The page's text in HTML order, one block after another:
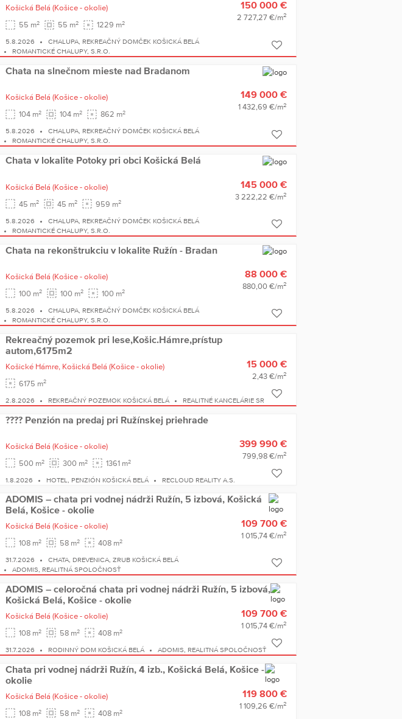
Košická Belá (Košice - okolie)
55 m2 55 m2 1229 m2
150 000 €
2 727,27 €/m2
5.8.2026
CHALUPA, REKREAČNÝ DOMČEK KOŠICKÁ BELÁ
ROMANTICKÉ CHALUPY, S.R.O.
Chata na slnečnom mieste nad Bradanom
Košická Belá (Košice - okolie)
104 m2 104 m2 862 m2
149 000 €
1 432,69 €/m2
5.8.2026
CHALUPA, REKREAČNÝ DOMČEK KOŠICKÁ BELÁ
ROMANTICKÉ CHALUPY, S.R.O.
Chata v lokalite Potoky pri obci Košická Belá
Košická Belá (Košice - okolie)
45 m2 45 m2 959 m2
145 000 €
3 222,22 €/m2
5.8.2026
CHALUPA, REKREAČNÝ DOMČEK KOŠICKÁ BELÁ
ROMANTICKÉ CHALUPY, S.R.O.
Chata na rekonštrukciu v lokalite Ružín - Bradan
Košická Belá (Košice - okolie)
100 m2 100 m2 100 m2
88 000 €
880,00 €/m2
5.8.2026
CHALUPA, REKREAČNÝ DOMČEK KOŠICKÁ BELÁ
ROMANTICKÉ CHALUPY, S.R.O.
Rekreačný pozemok pri lese,Košic.Hámre,prístup
autom,6175m2
Košické Hámre, Košická Belá (Košice - okolie)
6175 m2
15 000 €
2,43 €/m2
2.8.2026 REKREAČNÝ POZEMOK KOŠICKÁ BELÁ REALITNÉ KANCELÁRIE SR
???? Penzión na predaj pri Ružínskej priehrade
Košická Belá (Košice - okolie)
500 m2 300 m2 1361 m2
399 990 €
799,98 €/m2
1.8.2026 HOTEL, PENZIÓN KOŠICKÁ BELÁ RECLOUD REALITY A.S.
ADOMIS – chata pri vodnej nádrži Ružín, 5 izbová, Košická
Belá, Košice - okolie
Košická Belá (Košice - okolie)
108 m2 58 m2 408 m2
109 700 €
1 015,74 €/m2
31.7.2026
CHATA, DREVENICA, ZRUB KOŠICKÁ BELÁ
ADOMIS, REALITNÁ SPOLOČNOSŤ
ADOMIS – celoročná chata pri vodnej nádrži Ružín, 5 izbová,
Košická Belá, Košice - okolie
Košická Belá (Košice - okolie)
108 m2 58 m2 408 m2
109 700 €
1 015,74 €/m2
31.7.2026 RODINNÝ DOM KOŠICKÁ BELÁ ADOMIS, REALITNÁ SPOLOČNOSŤ
Chata pri vodnej nádrži Ružín, 4 izb., Košická Belá, Košice -
okolie
Košická Belá (Košice - okolie)
108 m2 58 m2 408 m2
119 800 €
1 109,26 €/m2